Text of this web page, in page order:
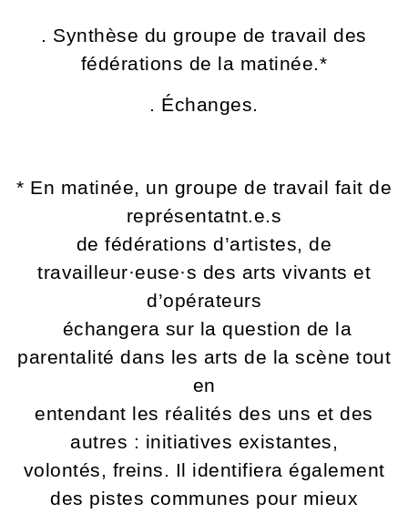
. Synthèse du groupe de travail des
fédérations de la matinée.*
. Échanges.
* En matinée, un groupe de travail fait de
représentatnt.e.s
de fédérations d’artistes, de
travailleur·euse·s des arts vivants et
d’opérateurs
échangera sur la question de la
parentalité dans les arts de la scène tout
en
entendant les réalités des uns et des
autres : initiatives existantes,
volontés, freins. Il identifiera également
des pistes communes pour mieux